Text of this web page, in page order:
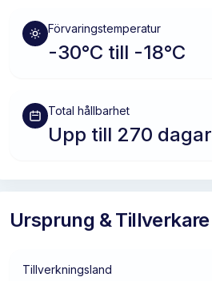
Förvaringstemperatur
-30°C till -18°C
Total hållbarhet
Upp till 270 dagar
Ursprung & Tillverkare
Tillverkningsland